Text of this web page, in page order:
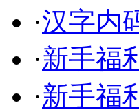
·汉字内
·新手福
·新手福